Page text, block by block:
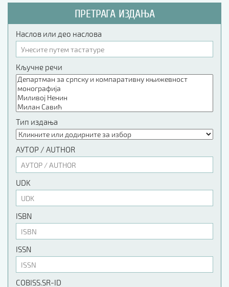
ПРЕТРАГА ИЗДАЊА
Наслов или део наслова
Кључне речи
Тип издања
АУТОР / AUTHOR
UDK
ISBN
ISSN
COBISS.SR-ID